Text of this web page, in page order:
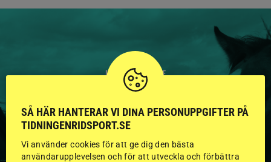
HINGSTAR ONLINE
GODKÄNDA HINGSTAR I
FLERA KATEGORIER MED
BILDER OCH FAKTA
SÅ HÄR HANTERAR VI DINA PERSONUPPGIFTER PÅ
TIDNINGENRIDSPORT.SE
Vi använder cookies för att ge dig den bästa
användarupplevelsen och för att utveckla och förbättra